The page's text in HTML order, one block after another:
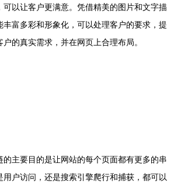
可以让客户更满意。凭借精美的图片和文字描
富多彩和形象化，可以处理客户的要求，提
的真实需求，并在网页上合理布局。
主要目的是让网站的每个页面都有更多的串
户访问，还是搜索引擎爬行和捕获，都可以